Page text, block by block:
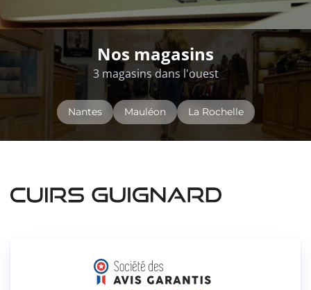
Nos magasins
3 magasins dans l'ouest
Nantes Mauléon La Rochelle